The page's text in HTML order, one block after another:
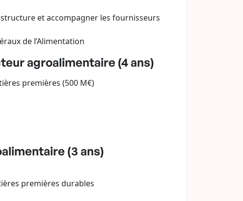
et accompagner les fournisseurs
de l’Alimentation
agroalimentaire (4 ans)
premières (500 M€)
(3 ans)
premières durables